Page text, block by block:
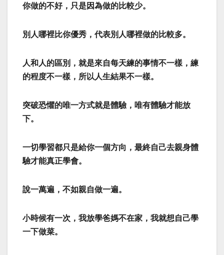
你做的不好，只是因為做的比較少。
別人哪裡比你優秀，代表別人哪裡做的比較多。
人和人的區別，就是來自每天練的事情不一樣，練
的程度不一樣，所以人生結果不一樣。
突破恐懼的唯一方式就是體驗，唯有體驗才能放
下。
一切學習都只是給你一個方向，最終自己去親身體
驗才能真正學會。
說一萬遍，不如親自做一遍。
小時候有一次，我放學爸媽不在家，我就想自己學
一下做菜。